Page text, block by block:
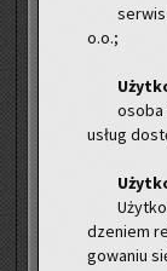
o.o.;
osoba
usług
dze­niem
go­wa­niu